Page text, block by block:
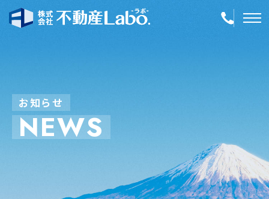
空き家再生
会社案内
お知らせ
NEWS